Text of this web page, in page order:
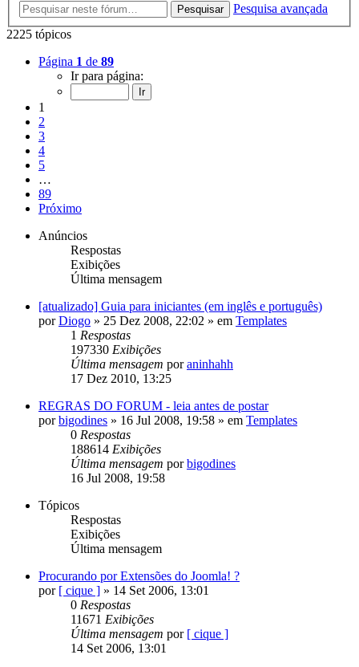
Pesquisar
Pesquisa avançada
2225 tópicos
Página 1 de 89
Ir para página:
1
2
3
4
5
…
89
Próximo
Anúncios
Respostas
Exibições
Última mensagem
[atualizado] Guia para iniciantes (em inglês e português)
porDiogo » 25 Dez 2008, 22:02 » em Templates
1 Respostas
197330 Exibições
Última mensagem poraninhahh
17 Dez 2010, 13:25
REGRAS DO FORUM - leia antes de postar
porbigodines » 16 Jul 2008, 19:58 » em Templates
0 Respostas
188614 Exibições
Última mensagem porbigodines
16 Jul 2008, 19:58
Tópicos
Respostas
Exibições
Última mensagem
Procurando por Extensões do Joomla! ?
por [ cique ] » 14 Set 2006, 13:01
0 Respostas
11671 Exibições
Última mensagem por [ cique ]
14 Set 2006, 13:01